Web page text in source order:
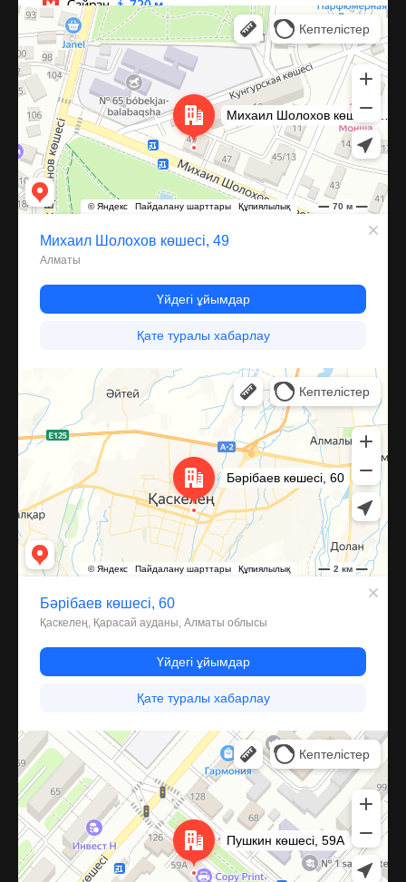
Алматы
Улица Михаила Шолохова, 49 — Яндекс Карты
Улица Барибаева, 60 — Яндекс Карты
Костанай
Улица Пушкина, 59А — Яндекс Карты